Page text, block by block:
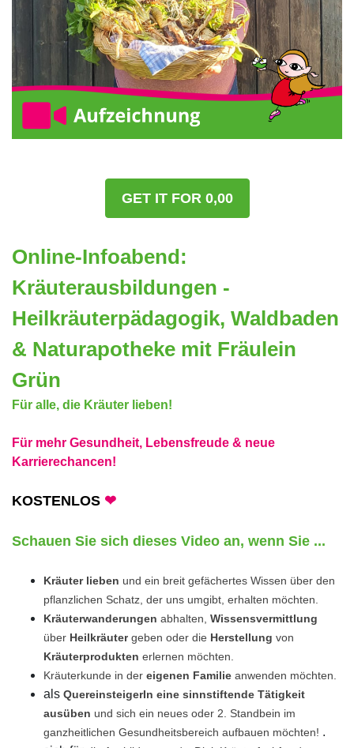
GET IT FOR 0,00
Online-Infoabend:
Kräuterausbildungen -
Heilkräuterpädagogik, Waldbaden
& Naturapotheke mit Fräulein
Grün
Für alle, die Kräuter lieben!
Für mehr Gesundheit, Lebensfreude & neue
Karrierechancen!
KOSTENLOS ❤
Schauen Sie sich dieses Video an, wenn Sie ...
Kräuter lieben und ein breit gefächertes Wissen über den
pflanzlichen Schatz, der uns umgibt, erhalten möchten.
Kräuterwanderungen abhalten, Wissensvermittlung
über Heilkräuter geben oder die Herstellung von
Kräuterprodukten erlernen möchten.
Kräuterkunde in der eigenen Familie anwenden möchten.
als QuereinsteigerIn eine sinnstiftende Tätigkeit
ausüben und sich ein neues oder 2. Standbein im
ganzheitlichen Gesundheitsbereich aufbauen möchten! .